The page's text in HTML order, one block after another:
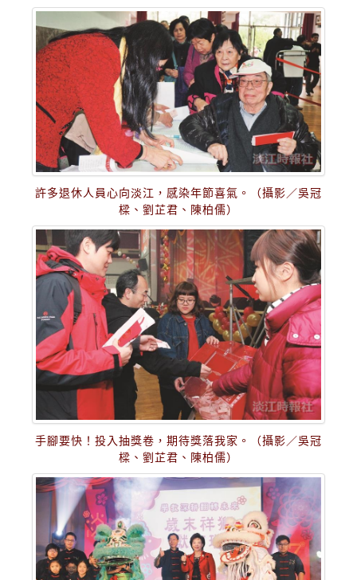
許多退休人員心向淡江，感染年節喜氣。（攝影／吳冠
樑、劉芷君、陳柏儒）
手腳要快！投入抽獎卷，期待獎落我家。（攝影／吳冠
樑、劉芷君、陳柏儒）